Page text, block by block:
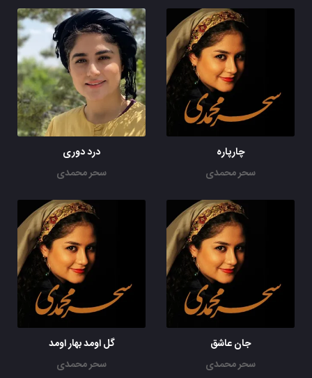
چارپاره
سحر محمدی
درد دوری
سحر محمدی
جان عاشق
سحر محمدی
گل اومد بهار اومد
سحر محمدی